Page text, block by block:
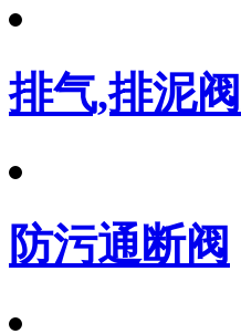
排气,排泥
防污通断阀